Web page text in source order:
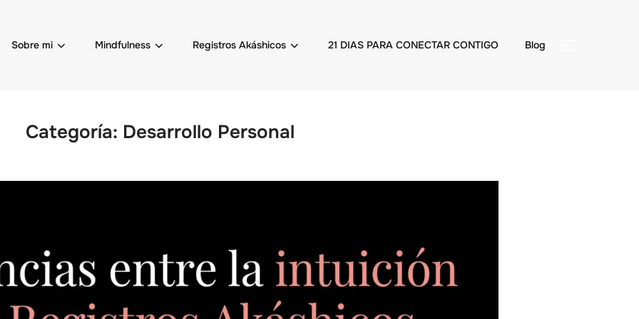
Sobre mi Mindfulness Registros Akáshicos 21 DIAS PARA CONECTAR CONTIGO Blog
Categoría: Desarrollo Personal